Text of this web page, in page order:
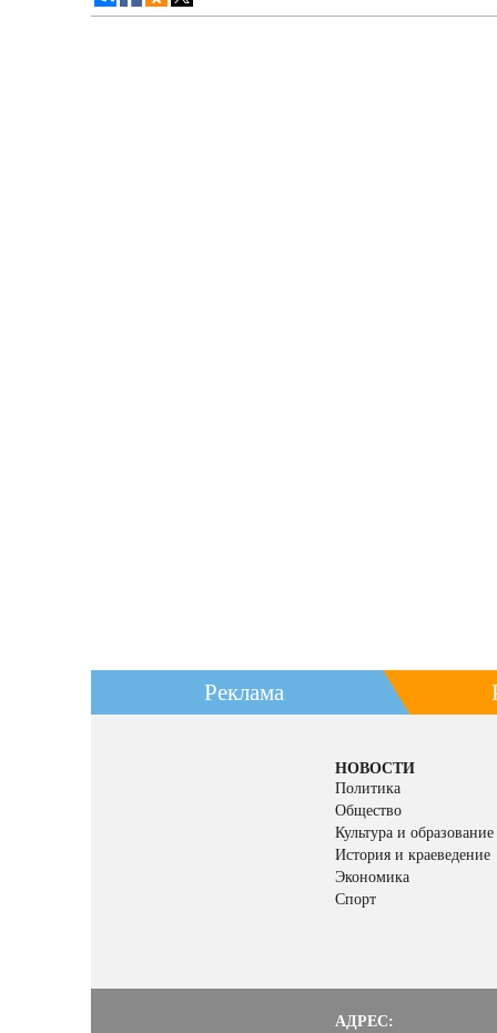
Реклама
НОВОСТИ
Политика
Общество
Культура и образование
История и краеведение
Экономика
Спорт
АДРЕС: